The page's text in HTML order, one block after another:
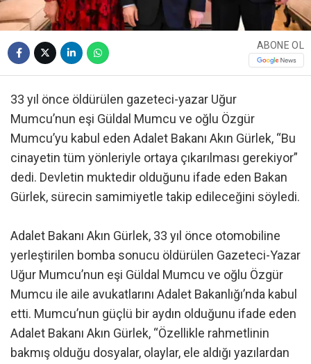
ABONE OL
33 yıl önce öldürülen gazeteci-yazar Uğur
Mumcu’nun eşi Güldal Mumcu ve oğlu Özgür
Mumcu’yu kabul eden Adalet Bakanı Akın Gürlek, “Bu
cinayetin tüm yönleriyle ortaya çıkarılması gerekiyor”
dedi. Devletin muktedir olduğunu ifade eden Bakan
Gürlek, sürecin samimiyetle takip edileceğini söyledi.
Adalet Bakanı Akın Gürlek, 33 yıl önce otomobiline
yerleştirilen bomba sonucu öldürülen Gazeteci-Yazar
Uğur Mumcu’nun eşi Güldal Mumcu ve oğlu Özgür
Mumcu ile aile avukatlarını Adalet Bakanlığı’nda kabul
etti. Mumcu’nun güçlü bir aydın olduğunu ifade eden
Adalet Bakanı Akın Gürlek, “Özellikle rahmetlinin
bakmış olduğu dosyalar, olaylar, ele aldığı yazılardan